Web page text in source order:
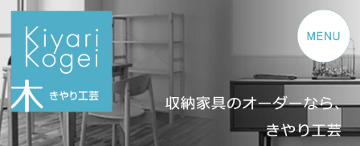
コンテンツへスキップ